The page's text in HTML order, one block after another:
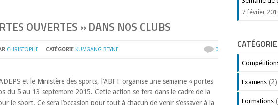
OUVERTES » DANS NOS CLUBS
CHRISTOPHE CATÉGORIE KUMGANG BEYNE 0
et le Ministère des sports, l’ABFT organise une semaine « portes
du 5 au 13 septembre 2015. Cette action se fera dans le cadre de la
le sport. Ce sera l’occasion pour tout à chacun de venir s’essayer à la
7 février
Examens (2)
Formations